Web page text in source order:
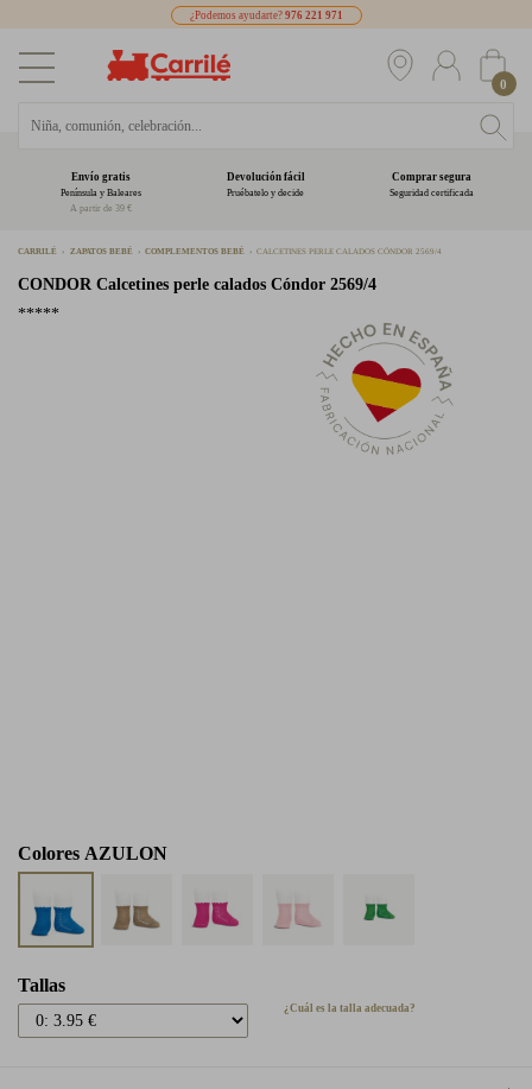
¿Podemos ayudarte? 976 221 971
0
Envío gratis
Península y Baleares
A partir de 39 €
Devolución fácil
Pruébatelo y decide
Comprar segura
Seguridad certificada
CARRILÉ ZAPATOS BEBÉ COMPLEMENTOS BEBÉ CALCETINES PERLE CALADOS CÓNDOR 2569/4
CONDOR Calcetines perle calados Cóndor 2569/4
*****
Colores AZULON
Tallas
¿Cuál es la talla adecuada?